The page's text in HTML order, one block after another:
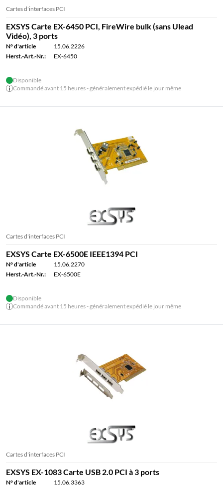
Cartes d'interfaces PCI
EXSYS Carte EX-6450 PCI, FireWire bulk (sans Ulead
Vidéo), 3 ports
N° d'article
15.06.2226
Herst.-Art.-Nr.:
EX-6450
Disponible
Commandé avant 15 heures - généralement expédié le jour même
Cartes d'interfaces PCI
EXSYS Carte EX-6500E IEEE1394 PCI
N° d'article
15.06.2270
Herst.-Art.-Nr.:
EX-6500E
Disponible
Commandé avant 15 heures - généralement expédié le jour même
Cartes d'interfaces PCI
EXSYS EX-1083 Carte USB 2.0 PCI à 3 ports
N° d'article
15.06.3363